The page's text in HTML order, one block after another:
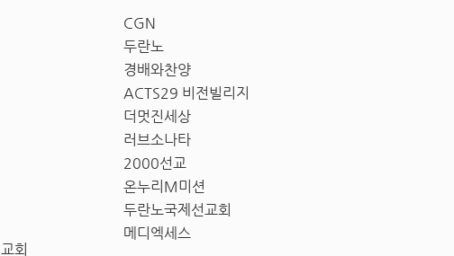
CGN
두란노
경배와찬양
ACTS29 비전빌리지
더멋진세상
러브소나타
2000선교
온누리M미션
두란노국제선교회
메디엑세스
회